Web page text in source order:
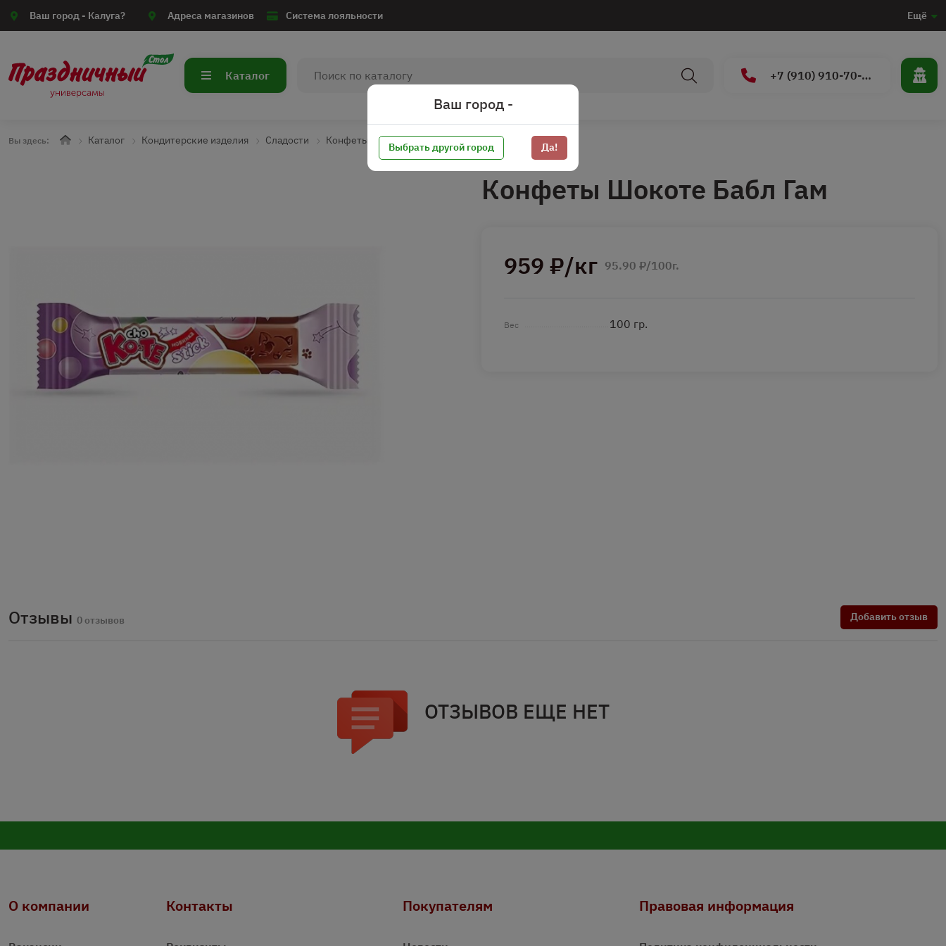
Ваш город - Калуга? Адреса магазинов Система лояльности Ещё
Каталог +7 (910) 910-70-15
Вы здесь: Каталог Кондитерские изделия Сладости Конфеты* Конфеты прочее
Конфеты Шокоте Бабл Гам
959 ₽/кг 95.90 ₽/100г.
Вес 100 гр.
Отзывы 0 отзывов Добавить отзыв
ОТЗЫВОВ ЕЩЕ НЕТ
О компании Контакты Покупателям Правовая информация
Ваш город -
Выбрать другой город Да!